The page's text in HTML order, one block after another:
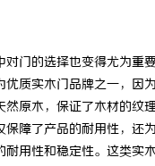
门的选择也变得尤为
质实木门品牌之一，因
原木，保证了木材的
障了产品的耐用性，还
用性和稳定性。这类